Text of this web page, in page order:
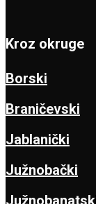
Kroz okruge
Borski
Braničevski
Jablanički
Južnobački